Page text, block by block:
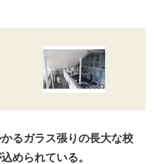
るガラス張りの長大な校
められている。